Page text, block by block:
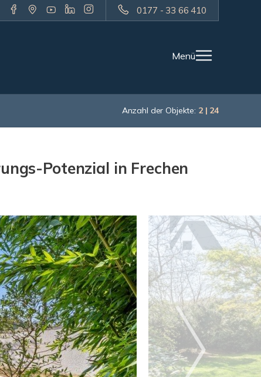
0177 - 33 66 410
Menü
Anzahl der Objekte: 2 | 24
Potenzial in Frechen